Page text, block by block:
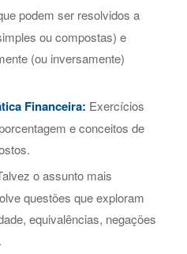
podem ser resolvidos a
ou compostas) e
(ou inversamente)
Financeira: Exercícios
e conceitos de
o assunto mais
questões que exploram
equivalências, negações